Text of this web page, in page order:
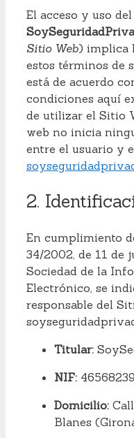
El acceso y uso
Sitio Web) implica
estos términos de
está de acuerdo
condiciones aquí
de utilizar el Sitio
web no inicia
entre el usuario y
2.
En cumplimiento
34/2002, de 11 de
Sociedad de la
Electrónico, se
responsable del
Titular:
NIF:
Domicilio:
Blanes